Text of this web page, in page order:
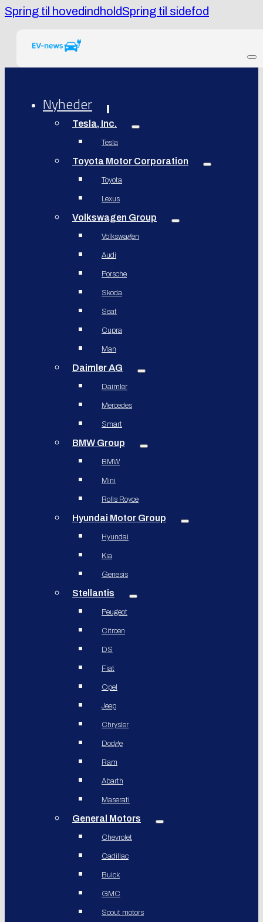
Spring til hovedindholdSpring til sidefod
Nyheder
Tesla, Inc.
Tesla
Toyota Motor Corporation
Toyota
Lexus
Volkswagen Group
Volkswagen
Audi
Porsche
Skoda
Seat
Cupra
Man
Daimler AG
Daimler
Mercedes
Smart
BMW Group
BMW
Mini
Rolls Royce
Hyundai Motor Group
Hyundai
Kia
Genesis
Stellantis
Peugeot
Citroen
DS
Fiat
Opel
Jeep
Chrysler
Dodge
Ram
Abarth
Maserati
General Motors
Chevrolet
Cadillac
Buick
GMC
Scout motors